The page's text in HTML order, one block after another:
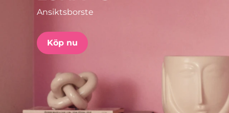
Ansiktsborste
Köp nu
issa™ Teeth Whitening Set
FAQ™ Dual LED Panel